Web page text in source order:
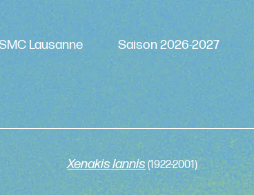
Lausanne Saison 2026-2027
Xenakis Iannis(1922-2001)